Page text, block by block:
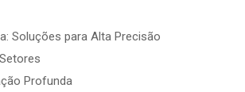
Soluções para Alta Precisão
Profunda